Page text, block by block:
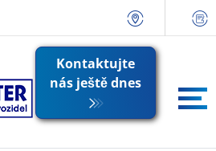
Kontaktujte
nás ještě dnes